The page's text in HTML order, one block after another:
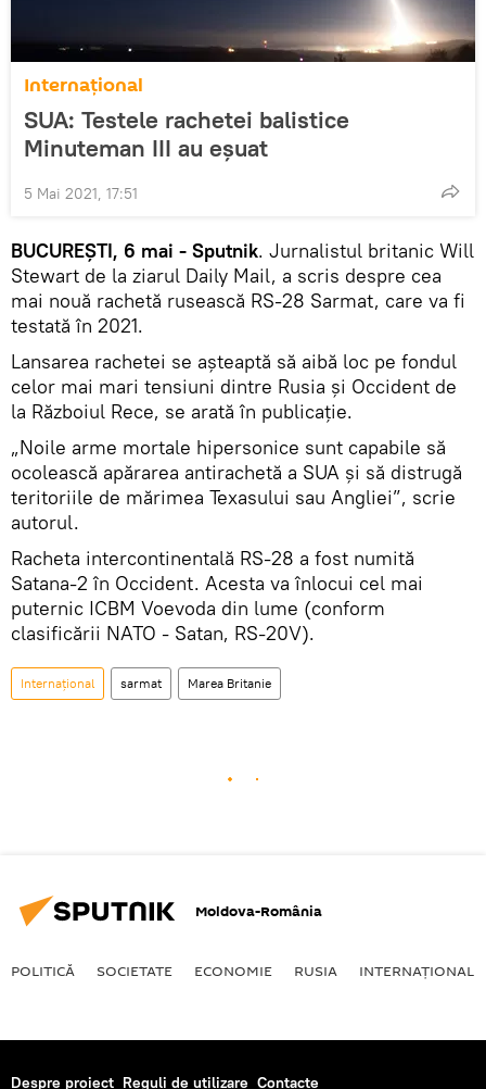
Internaţional
SUA: Testele rachetei balistice
Minuteman III au eșuat
5 Mai 2021, 17:51
BUCUREȘTI, 6 mai - Sputnik. Jurnalistul britanic Will
Stewart de la ziarul Daily Mail, a scris despre cea
mai nouă rachetă rusească RS-28 Sarmat, care va fi
testată în 2021.
Lansarea rachetei se așteaptă să aibă loc pe fondul
celor mai mari tensiuni dintre Rusia și Occident de
la Războiul Rece, se arată în publicație.
„Noile arme mortale hipersonice sunt capabile să
ocolească apărarea antirachetă a SUA și să distrugă
teritoriile de mărimea Texasului sau Angliei”, scrie
autorul.
Racheta intercontinentală RS-28 a fost numită
Satana-2 în Occident. Acesta va înlocui cel mai
puternic ICBM Voevoda din lume (conform
clasificării NATO - Satan, RS-20V).
Internaţional sarmat Marea Britanie
Moldova-România
POLITICĂ SOCIETATE ECONOMIE RUSIA INTERNAŢIONAL
Despre proiect Reguli de utilizare Contacte